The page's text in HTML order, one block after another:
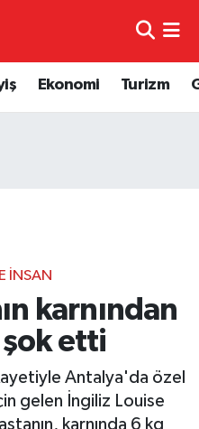
Ekonomi Turizm
İNSAN
karnından
şok etti
Antalya'da özel
gelen İngiliz Louise
karnında 6 kg